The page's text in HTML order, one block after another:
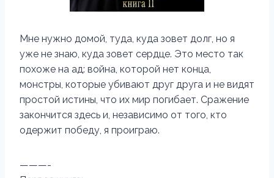
Мне нужно домой, туда, куда зовет долг, но я
уже не знаю, куда зовет сердце. Это место так
похоже на ад: война, которой нет конца,
монстры, которые убивают друг друга и не видят
простой истины, что их мир погибает. Сражение
закончится здесь и, независимо от того, кто
одержит победу, я проиграю.
———-